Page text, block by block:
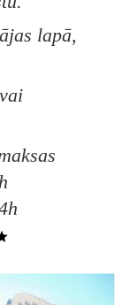
lapā,